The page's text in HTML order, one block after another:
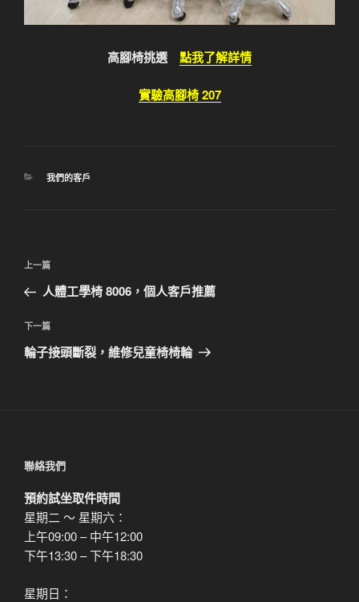
高腳椅挑選 點我了解詳情
實驗高腳椅 207
分
我們的客戶
文
導
覽
上
一
文
章
上一篇
人體工學椅 8006，個人客戶推薦
下
一
下一篇
輪子接頭斷裂，維修兒童椅椅輪
聯絡我們
預約試坐取件時間
星期二 ～ 星期六：
上午09:00 – 中午12:00
下午13:30 – 下午18:30
星期日：